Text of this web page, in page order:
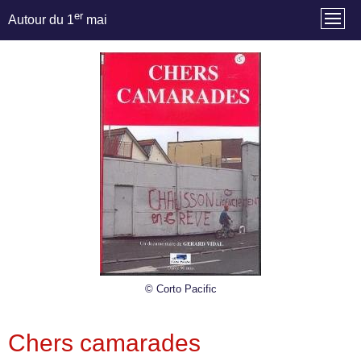
Autour du 1er mai
© Corto Pacific
Chers camarades